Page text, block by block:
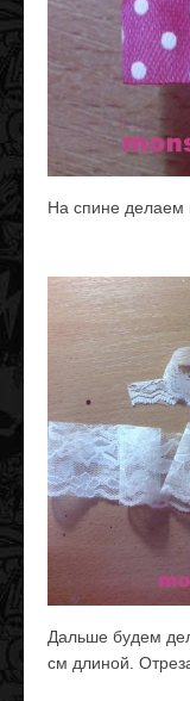
На спине делаем
Дальше будем
см длиной.